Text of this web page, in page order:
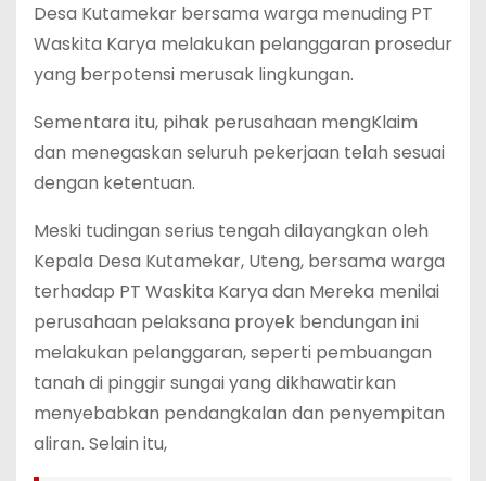
Desa Kutamekar bersama warga menuding PT
Waskita Karya melakukan pelanggaran prosedur
yang berpotensi merusak lingkungan.
‎Sementara itu, pihak perusahaan mengKlaim
dan menegaskan seluruh pekerjaan telah sesuai
dengan ketentuan.
‎Meski tudingan serius tengah dilayangkan oleh
Kepala Desa Kutamekar, Uteng, bersama warga
terhadap PT Waskita Karya dan Mereka menilai
perusahaan pelaksana proyek bendungan ini
melakukan pelanggaran, seperti pembuangan
tanah di pinggir sungai yang dikhawatirkan
menyebabkan pendangkalan dan penyempitan
aliran. Selain itu,